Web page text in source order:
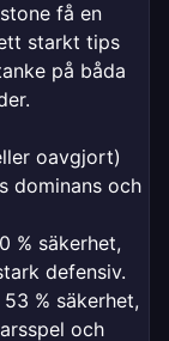
få en
starkt tips
på båda
oavgjort)
dominans och
% säkerhet,
defensiv.
% säkerhet,
och